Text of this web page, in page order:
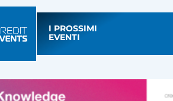
I PROSSIMI
EVENTI